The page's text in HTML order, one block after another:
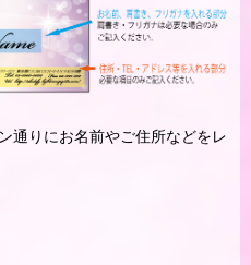
通りにお名前やご住所などをレ